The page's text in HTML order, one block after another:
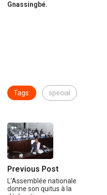
Gnassingbé.
Tags: special
Previous Post
L’Assemblée nationale
donne son quitus à la